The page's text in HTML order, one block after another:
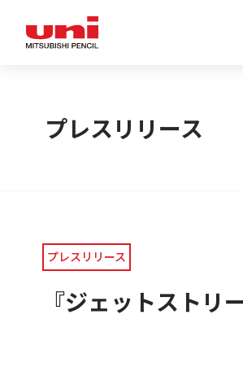
プレスリリース
プレスリリース
『ジェットスト